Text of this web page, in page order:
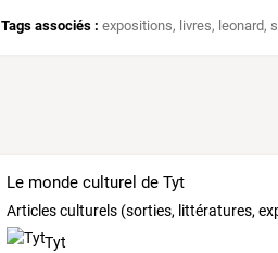
Tags associés : expositions, livres, leonard,
Le monde culturel de Tyt
Articles culturels (sorties, littératures,
Tyt